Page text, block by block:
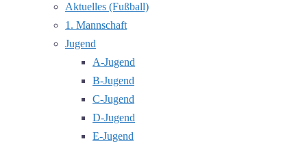
Aktuelles (Fußball)
1. Mannschaft
Jugend
A-Jugend
B-Jugend
C-Jugend
D-Jugend
E-Jugend